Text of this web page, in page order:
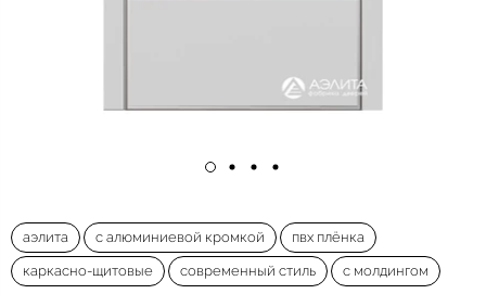
аэлита с алюминиевой кромкой пвх плёнка
каркасно-щитовые современный стиль с молдингом